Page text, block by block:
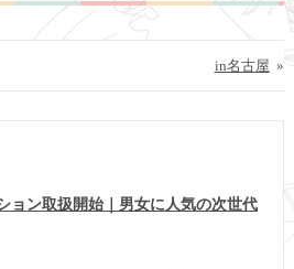
»
in名古屋
ョン取扱開始｜男女に人気の次世代